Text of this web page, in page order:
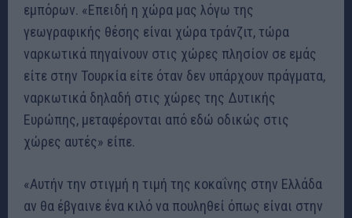
εμπόρων. «Επειδή η χώρα μας λόγω της
γεωγραφικής θέσης είναι χώρα τράνζιτ, τώρα
ναρκωτικά πηγαίνουν στις χώρες πλησίον σε εμάς
είτε στην Τουρκία είτε όταν δεν υπάρχουν πράγματα,
ναρκωτικά δηλαδή στις χώρες της Δυτικής
Ευρώπης, μεταφέρονται από εδώ οδικώς στις
χώρες αυτές» είπε.
«Αυτήν την στιγμή η τιμή της κοκαΐνης στην Ελλάδα
αν θα έβγαινε ένα κιλό να πουληθεί όπως είναι στην